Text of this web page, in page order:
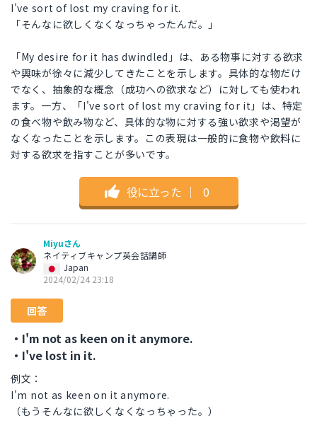
I've sort of lost my craving for it.
「そんなに欲しくなくなっちゃったんだ。」
「My desire for it has dwindled」は、ある物事に対する欲求
や興味が徐々に減少してきたことを示します。具体的な物だけ
でなく、抽象的な概念（成功への欲求など）に対しても使われ
ます。一方、「I've sort of lost my craving for it」は、特定
の食べ物や飲み物など、具体的な物に対する強い欲求や渇望が
なくなったことを示します。この表現は一般的に食物や飲料に
対する欲求を指すことが多いです。
役に立った ｜ 0
Miyuさん
ネイティブキャンプ英会話講師
Japan
2024/02/24 23:18
回答
・I'm not as keen on it anymore.
・I've lost in it.
例文：
I'm not as keen on it anymore.
（もうそんなに欲しくなくなっちゃった。）